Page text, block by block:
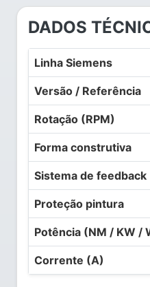
DADOS
Linha Siemens
Versão / Referência
Rotação (RPM)
Forma construtiva
Sistema de feedback
Proteção pintura
Potência (NM / KW /
Corrente (A)